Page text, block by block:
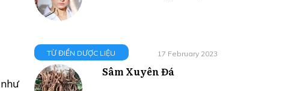
TỪ ĐIỂN DƯỢC LIỆU 17 February 2023
Sâm Xuyên Đá